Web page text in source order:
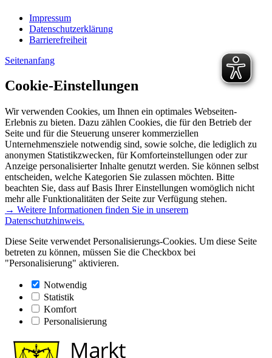
Impressum
Datenschutzerklärung
Barrierefreiheit
Seitenanfang
Cookie-Einstellungen
Wir verwenden Cookies, um Ihnen ein optimales Webseiten-
Erlebnis zu bieten. Dazu zählen Cookies, die für den Betrieb der
Seite und für die Steuerung unserer kommerziellen
Unternehmensziele notwendig sind, sowie solche, die lediglich zu
anonymen Statistikzwecken, für Komforteinstellungen oder zur
Anzeige personalisierter Inhalte genutzt werden. Sie können selbst
entscheiden, welche Kategorien Sie zulassen möchten. Bitte
beachten Sie, dass auf Basis Ihrer Einstellungen womöglich nicht
mehr alle Funktionalitäten der Seite zur Verfügung stehen.
→ Weitere Informationen finden Sie in unserem
Datenschutzhinweis.
Diese Seite verwendet Personalisierungs-Cookies. Um diese Seite
betreten zu können, müssen Sie die Checkbox bei
"Personalisierung" aktivieren.
Notwendig
Statistik
Komfort
Personalisierung